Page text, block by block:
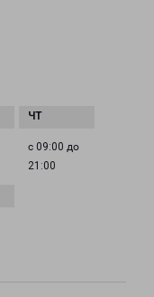
с 09:00 до
21:00